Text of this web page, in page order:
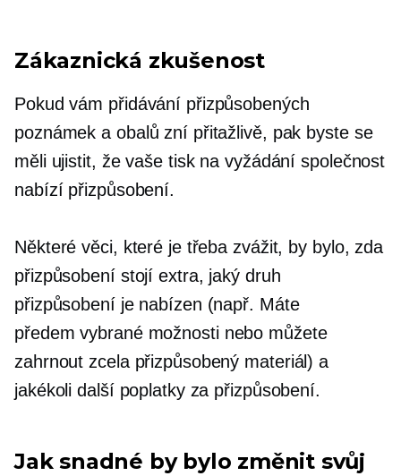
Zákaznická zkušenost
Pokud vám přidávání přizpůsobených
poznámek a obalů zní přitažlivě, pak byste se
měli ujistit, že vaše tisk na vyžádání společnost
nabízí přizpůsobení.
Některé věci, které je třeba zvážit, by bylo, zda
přizpůsobení stojí extra, jaký druh
přizpůsobení je nabízen (např. Máte
předem vybranémožnosti nebo můžete
zahrnout zcela přizpůsobený materiál) a
jakékoli další poplatky za přizpůsobení.
Jak snadné by bylo změnit svůj